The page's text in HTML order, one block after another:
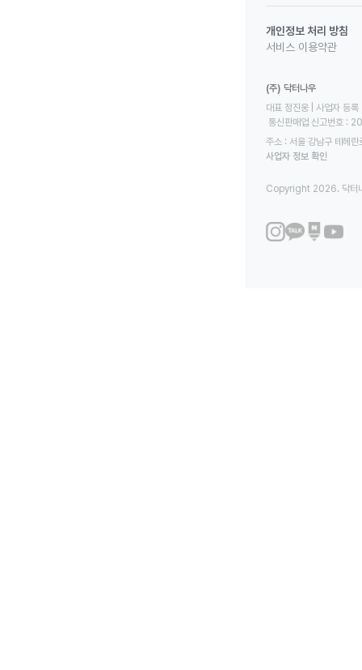
개인정보 처리 방침
서비스 이용약관
(주) 닥터나우
대표 정진웅 | 사업자
통신판매업 신고번호
주소 : 서울 강남구 테헤
사업자 정보 확인
Copyright 2026. 닥터